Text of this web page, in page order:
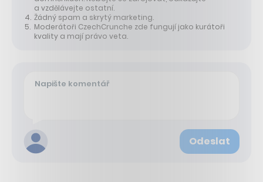
a vzdělávejte ostatní.
Žádný spam a skrytý marketing.
Moderátoři CzechCrunche zde fungují jako kurátoři
kvality a mají právo veta.
Odeslat